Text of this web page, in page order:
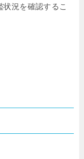
況を確認するこ